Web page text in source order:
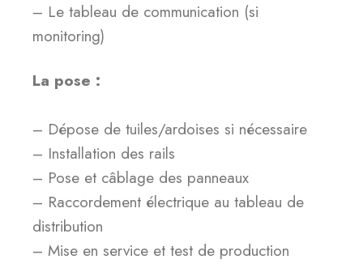
– Le tableau de communication (si
monitoring)
La pose :
– Dépose de tuiles/ardoises si nécessaire
– Installation des rails
– Pose et câblage des panneaux
– Raccordement électrique au tableau de
distribution
– Mise en service et test de production